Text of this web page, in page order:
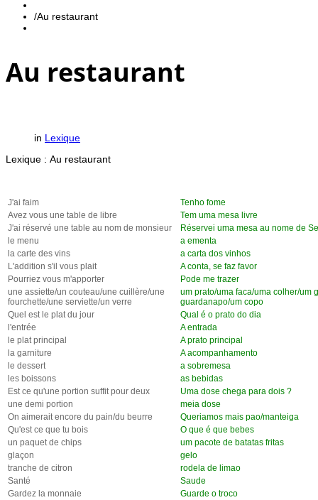
/Au restaurant
Au restaurant
in Lexique
Lexique : Au restaurant
J'ai faim
Tenho fome
Avez vous une table de libre
Tem uma mesa livre
J'ai réservé une table au nom de monsieur
Réservei uma mesa au nome de
le menu
a ementa
la carte des vins
a carta dos vinhos
L'addition s'il vous plait
A conta, se faz favor
Pourriez vous m'apporter
Pode me trazer
une assiette/un couteau/une cuillère/une
fourchette/une serviette/un verre
um prato/uma faca/uma colher/um
guardanapo/um copo
Quel est le plat du jour
Qual é o prato do dia
l'entrée
A entrada
le plat principal
A prato principal
la garniture
A acompanhamento
le dessert
a sobremesa
les boissons
as bebidas
Est ce qu'une portion suffit pour deux
Uma dose chega para dois ?
une demi portion
meia dose
On aimerait encore du pain/du beurre
Queriamos mais pao/manteiga
Qu'est ce que tu bois
O que é que bebes
un paquet de chips
um pacote de batatas fritas
glaçon
gelo
tranche de citron
rodela de limao
Santé
Saude
Gardez la monnaie
Guarde o troco